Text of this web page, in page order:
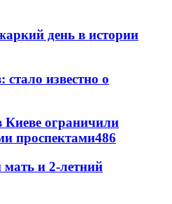
день в истории
известно о
Киеве ограничили
проспектами486
и 2-летний